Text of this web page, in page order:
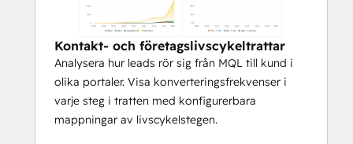
Kontakt- och företagslivscykeltrattar
Analysera hur leads rör sig från MQL till kund i
olika portaler. Visa konverteringsfrekvenser i
varje steg i tratten med konfigurerbara
mappningar av livscykelstegen.